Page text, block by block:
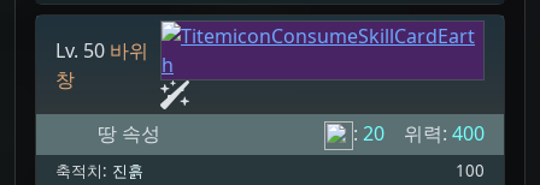
Lv. 50 바위
창
땅 속성 : 20 위력: 400
축적치: 진흙 100